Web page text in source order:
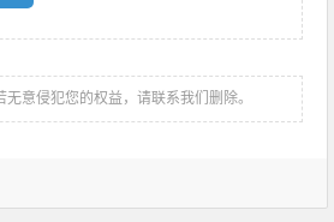
意侵犯您的权益，请联系我们删除。